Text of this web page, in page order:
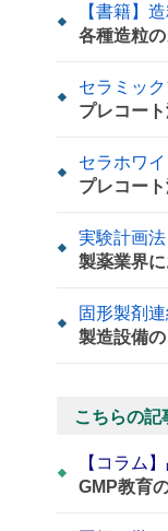
【書籍】
各種造粒
セラミッ
プレコー
セラホワイ
プレコー
実験計画
製薬業界
固形製剤
製造設備
こちらの記
【コラム
GMP教育